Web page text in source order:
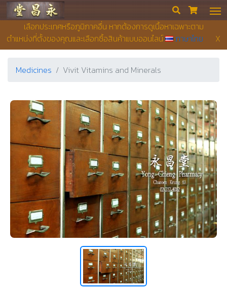
เลือกประเทศหรือภูมิภาคอื่น หากต้องการดูเนื้อหาเฉพาะตาม
ตำแหน่งที่ตั้งของคุณและเลือกซื้อสินค้าแบบออนไลน์
ภาษาไทย X
Yong Chieng Pharmacy  
Medicines Vivit Vitamins and Minerals